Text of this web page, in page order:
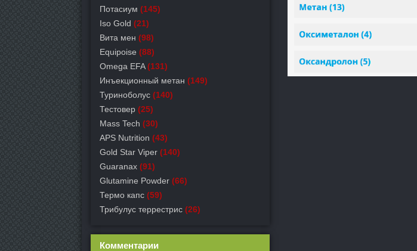
Потасиум (145)
Iso Gold (21)
Вита мен (98)
Equipoise (88)
Omega EFA (131)
Инъекционный метан (149)
Туриноболус (140)
Тестовер (25)
Mass Tech (30)
APS Nutrition (43)
Gold Star Viper (140)
Guaranax (91)
Glutamine Powder (66)
Термо капс (59)
Трибулус террестрис (26)
Комментарии